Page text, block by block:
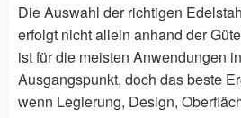
Die Auswahl der richtigen
erfolgt nicht allein anhand der
ist für die meisten Anwendungen
Ausgangspunkt, doch das beste
wenn Legierung, Design,